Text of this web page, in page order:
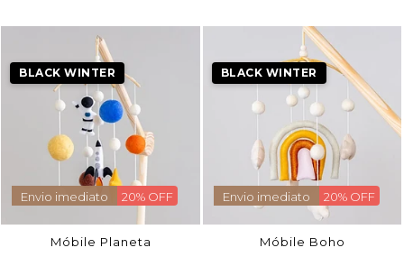
Envio imediato 20% OFF
BLACK WINTER
Móbile Planeta
Envio imediato 20% OFF
BLACK WINTER
Móbile Boho